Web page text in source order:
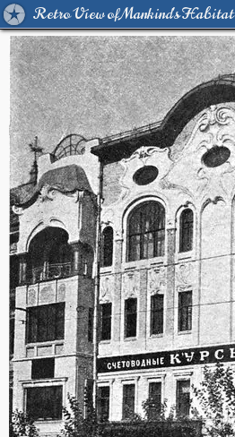
Retro View of Mankind's Habitat